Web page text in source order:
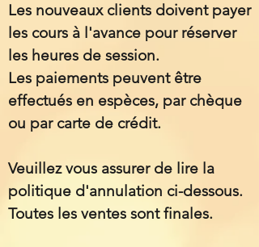
Les nouveaux clients doivent payer
les cours à l'avance pour réserver
les heures de session.
Les paiements peuvent être
effectués en espèces, par chèque
ou par carte de crédit.
Veuillez vous assurer de lire la
politique d'annulation ci-dessous.
Toutes les ventes sont finales.